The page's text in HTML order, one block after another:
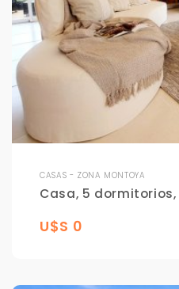
CASAS - ZONA MONTOYA
Casa, 5
U$S 0